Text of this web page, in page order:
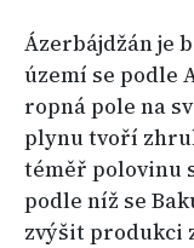
Ázerbájdžán je
území se podle
ropná pole na
plynu tvoří
téměř polovinu
podle níž se
zvýšit produkci